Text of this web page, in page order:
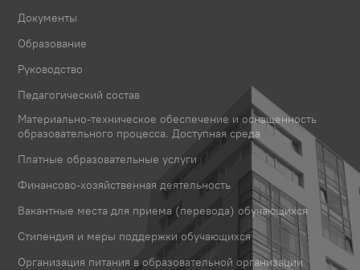
Документы
Образование
Руководство
Педагогический состав
Материально-техническое обеспечение и оснащенность
образовательного процесса. Доступная среда
Платные образовательные услуги
Финансово-хозяйственная деятельность
Вакантные места для приема (перевода) обучающихся
Стипендия и меры поддержки обучающихся
Организация питания в образовательной организации